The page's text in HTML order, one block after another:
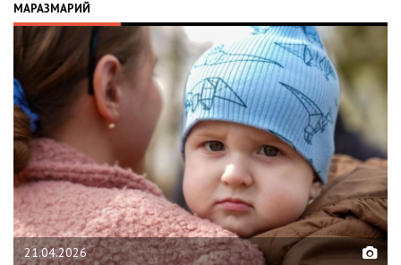
МАРАЗМАРИЙ
02.02.2026